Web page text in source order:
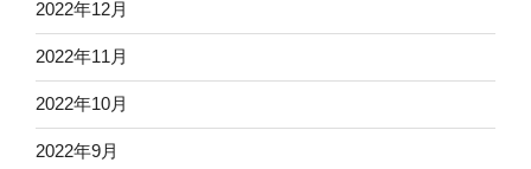
2022年12月
2022年11月
2022年10月
2022年9月